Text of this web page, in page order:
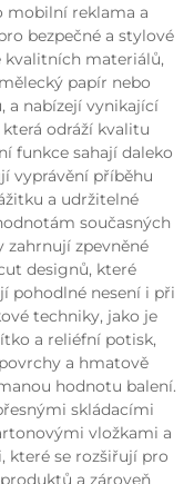
mobilní reklama a
bezpečné a stylové
kvalitních materiálů,
papír nebo
a nabízejí vynikající
odráží kvalitu
funkce sahají daleko
vyprávění příběhu
a udržitelné
současných
zahrnují zpevněné
designů, které
pohodlné nesení i při
techniky, jako je
a reliéfní potisk,
a hmatově
hodnotu balení.
skládacími
vložkami a
které se rozšiřují pro
a zároveň